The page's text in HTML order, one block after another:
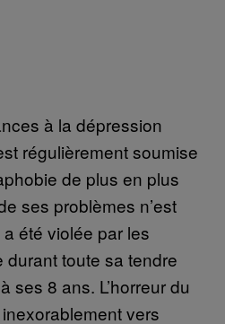
à la dépression
régulièrement soumise
de plus en plus
ses problèmes n’est
été violée par les
toute sa tendre
ses 8 ans. L’horreur du
vers